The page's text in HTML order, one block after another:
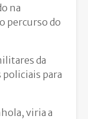
na
percurso do
da
para
viria a